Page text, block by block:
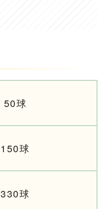
50球
150球
330球